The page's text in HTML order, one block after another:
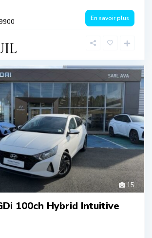
En savoir plus
15
100ch Hybrid Intuitive